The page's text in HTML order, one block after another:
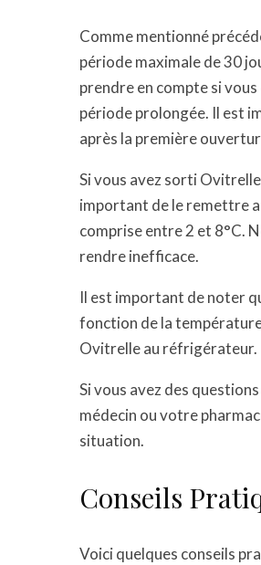
Comme mentionné
période maximale de 30
prendre en compte si
période prolongée. Il est
après la première
Si vous avez sorti
important de le remettre
comprise entre 2 et 8°C.
rendre inefficace.
Il est important de noter
fonction de la
Ovitrelle au réfrigérateur.
Si vous avez des
médecin ou votre
situation.
Conseils
Voici quelques conseils